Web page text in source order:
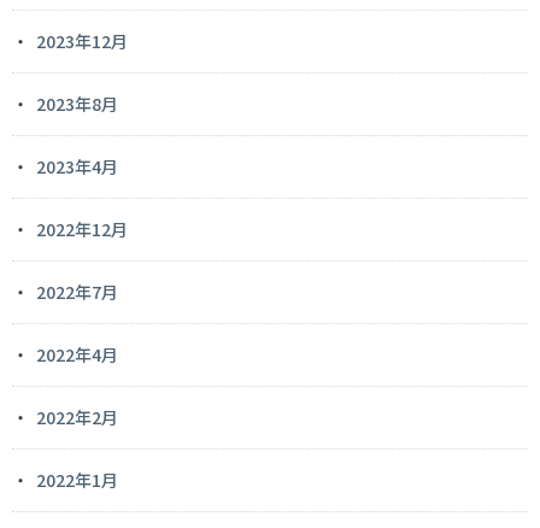
2023年12月
2023年8月
2023年4月
2022年12月
2022年7月
2022年4月
2022年2月
2022年1月